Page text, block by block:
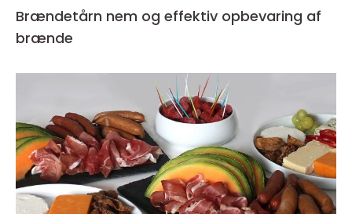
Brændetårn nem og effektiv opbevaring af
brænde